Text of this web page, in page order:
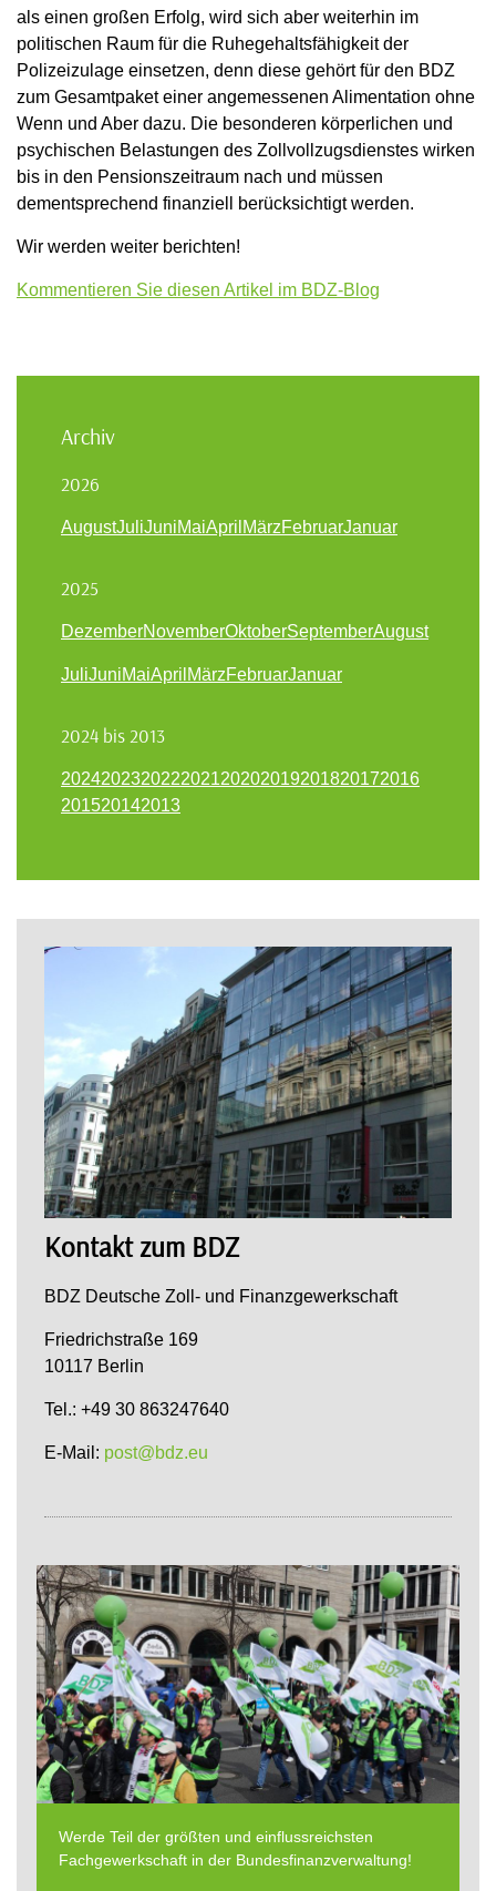
als einen großen Erfolg, wird sich aber weiterhin im
politischen Raum für die Ruhegehaltsfähigkeit der
Polizeizulage einsetzen, denn diese gehört für den BDZ
zum Gesamtpaket einer angemessenen Alimentation ohne
Wenn und Aber dazu. Die besonderen körperlichen und
psychischen Belastungen des Zollvollzugsdienstes wirken
bis in den Pensionszeitraum nach und müssen
dementsprechend finanziell berücksichtigt werden.
Wir werden weiter berichten!
Kommentieren Sie diesen Artikel im BDZ-Blog
Archiv
2026
AugustJuliJuniMaiApril MärzFebruarJanuar
2025
DezemberNovemberOktoberSeptemberAugust
JuliJuniMaiApril MärzFebruarJanuar
2024 bis 2013
202420232022202120202019201820172016
201520142013
Kontakt zum BDZ
BDZ Deutsche Zoll- und Finanzgewerkschaft
Friedrichstraße 169
10117 Berlin
Tel.: +49 30 863247640
E-Mail: post@bdz.eu
Werde Teil der größten und einflussreichsten
Fachgewerkschaft in der Bundesfinanzverwaltung!